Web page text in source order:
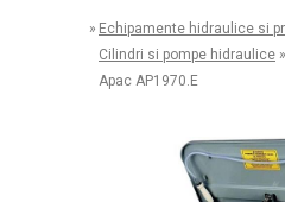
» Echipamente hidraulice si
Cilindri si pompe hidraulice »
Apac AP1970.E